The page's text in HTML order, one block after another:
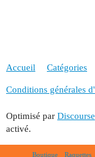
Accueil Catégories
Conditions générales
Optimisé par Discourse
activé.
Boutique Raquettes